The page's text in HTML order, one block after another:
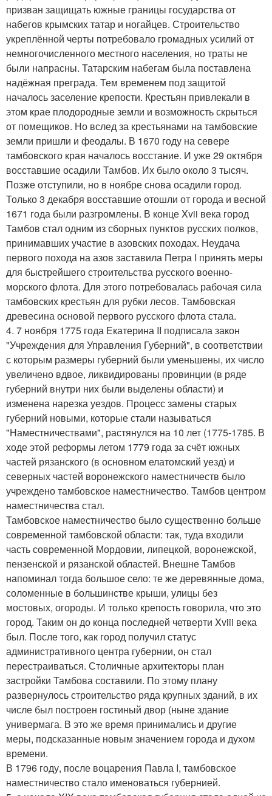
призван защищать южные границы государства от
набегов крымских татар и ногайцев. Строительство
укреплённой черты потребовало громадных усилий от
немногочисленного местного населения, но траты не
были напрасны. Татарским набегам была поставлена
надёжная преграда. Тем временем под защитой
началось заселение крепости. Крестьян привлекали в
этом крае плодородные земли и возможность скрыться
от помещиков. Но вслед за крестьянами на тамбовские
земли пришли и феодалы. В 1670 году на севере
тамбовского края началось восстание. И уже 29 октября
восставшие осадили Тамбов. Их было около 3 тысяч.
Позже отступили, но в ноябре снова осадили город.
Только 3 декабря восставшие отошли от города и весной
1671 года были разгромлены. В конце Xvii века город
Тамбов стал одним из сборных пунктов русских полков,
принимавших участие в азовских походах. Неудача
первого похода на азов заставила Петра I принять меры
для быстрейшего строительства русского военно-
морского флота. Для этого потребовалась рабочая сила
тамбовских крестьян для рубки лесов. Тамбовская
древесина основой первого русского флота стала.
4. 7 ноября 1775 года Екатерина II подписала закон
"Учреждения для Управления Губерний", в соответствии
с которым размеры губерний были уменьшены, их число
увеличено вдвое, ликвидированы провинции (в ряде
губерний внутри них были выделены области) и
изменена нарезка уездов. Процесс замены старых
губерний новыми, которые стали называться
"Наместничествами", растянулся на 10 лет (1775-1785. В
ходе этой реформы летом 1779 года за счёт южных
частей рязанского (в основном елатомский уезд) и
северных частей воронежского наместничеств было
учреждено тамбовское наместничество. Тамбов центром
наместничества стал.
Тамбовское наместничество было существенно больше
современной тамбовской области: так, туда входили
часть современной Мордовии, липецкой, воронежской,
пензенской и рязанской областей. Внешне Тамбов
напоминал тогда большое село: те же деревянные дома,
соломенные в большинстве крыши, улицы без
мостовых, огороды. И только крепость говорила, что это
город. Таким он до конца последней четверти Xviii века
был. После того, как город получил статус
административного центра губернии, он стал
перестраиваться. Столичные архитекторы план
застройки Тамбова составили. По этому плану
развернулось строительство ряда крупных зданий, в их
числе был построен гостиный двор (ныне здание
универмага. В это же время принимались и другие
меры, подсказанные новым значением города и духом
времени.
В 1796 году, после воцарения Павла I, тамбовское
наместничество стало именоваться губернией.